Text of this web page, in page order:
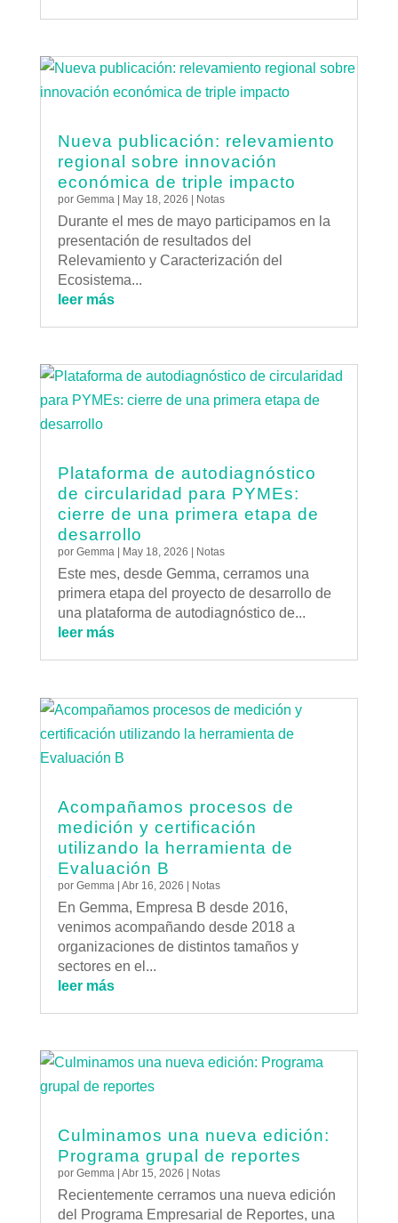
Nueva publicación: relevamiento
regional sobre innovación
económica de triple impacto
por Gemma| May 18, 2026 Notas
Durante el mes de mayo participamos en la
presentación de resultados del
Relevamiento y Caracterización del
Ecosistema...
leer más
Plataforma de autodiagnóstico
de circularidad para PYMEs:
cierre de una primera etapa de
desarrollo
por Gemma| May 18, 2026 Notas
Este mes, desde Gemma, cerramos una
primera etapa del proyecto de desarrollo de
una plataforma de autodiagnóstico de...
leer más
Acompañamos procesos de
medición y certificación
utilizando la herramienta de
Evaluación B
por Gemma | Abr 16, 2026 | Notas
En Gemma, Empresa B desde 2016,
venimos acompañando desde 2018 a
organizaciones de distintos tamaños y
sectores en el...
leer más
Culminamos una nueva edición:
Programa grupal de reportes
por Gemma| Abr 15, 2026 | Notas
Recientemente cerramos una nueva edición
del Programa Empresarial de Reportes, una